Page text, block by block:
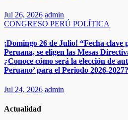
Jul 26, 2026 admin
CONGRESO PERÚ POLÍTICA
¡Domingo 26 de Julio! “Fecha clave
Peruana, se eligen las Mesas
¿Conoce cómo será la elección de
Peruano’ para el Periodo 2026-
Jul 24, 2026 admin
Actualidad